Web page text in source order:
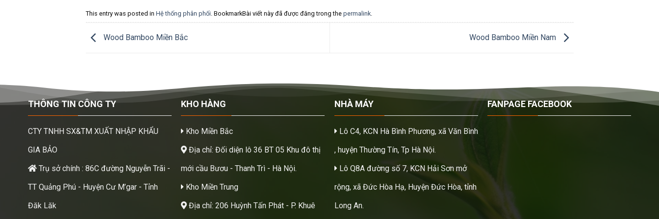
This entry was posted in Hệ thống phân phối . BookmarkBài viết này đã được đăng trong the permalink.
Wood Bamboo Miền Bắc Wood Bamboo Miền Nam
THÔNG TIN CÔNG TY
CTY TNHH SX&TM XUẤT NHẬP KHẨU
GIA BẢO
Trụ sở chính : 86C đường Nguyễn Trãi -
TT Quảng Phú - Huyện Cư M’gar - Tỉnh
Đăk Lăk
KHO HÀNG
Kho Miền Bắc
Địa chỉ: Đối diện lô 36 BT 05 Khu đô thị
mới cầu Bươu - Thanh Trì - Hà Nội.
Kho Miền Trung
Địa chỉ: 206 Huỳnh Tấn Phát - P. Khuê
NHÀ MÁY
Lô C4, KCN Hà Bình Phương, xã Văn Bình
, huyện Thường Tín, Tp Hà Nội.
Lô Q8A đường số 7, KCN Hải Sơn mở
rộng, xã Đức Hòa Hạ, Huyện Đức Hòa, tỉnh
Long An.
FANPAGE FACEBOOK